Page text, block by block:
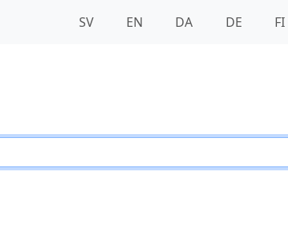
SV EN DA DE FI